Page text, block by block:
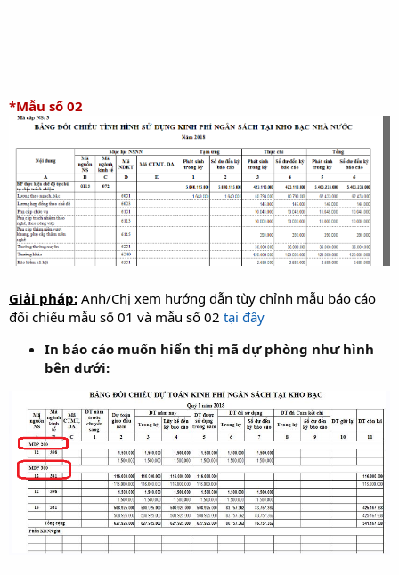
*Mẫu số 02
Giải pháp: Anh/Chị xem hướng dẫn tùy chỉnh mẫu báo cáo
đối chiếu mẫu số 01 và mẫu số 02 tại đây
In báo cáo muốn hiển thị mã dự phòng như hình
bên dưới: